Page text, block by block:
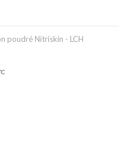
poudré Nitriskin - LCH